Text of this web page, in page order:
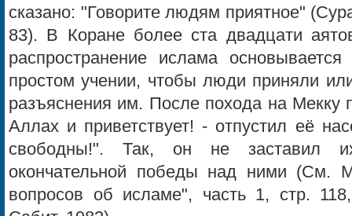
сказано: "Говорите людям приятное"
83). В Коране более ста двадцати
распространение ислама
простом учении, чтобы люди приняли
разъяснения им. После похода на Мекку
Аллах и приветствует! - отпустил её
свободны!". Так, он не заставил
окончательной победы над ними (См.
вопросов об исламе", часть 1, стр.